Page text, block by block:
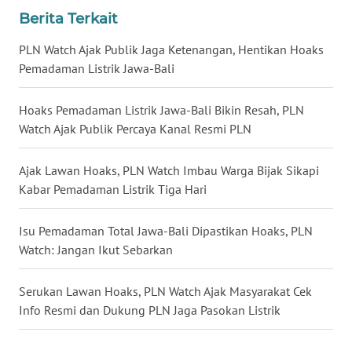
Berita Terkait
PLN Watch Ajak Publik Jaga Ketenangan, Hentikan Hoaks
Pemadaman Listrik Jawa-Bali
Hoaks Pemadaman Listrik Jawa-Bali Bikin Resah, PLN
Watch Ajak Publik Percaya Kanal Resmi PLN
Ajak Lawan Hoaks, PLN Watch Imbau Warga Bijak Sikapi
Kabar Pemadaman Listrik Tiga Hari
Isu Pemadaman Total Jawa-Bali Dipastikan Hoaks, PLN
Watch: Jangan Ikut Sebarkan
Serukan Lawan Hoaks, PLN Watch Ajak Masyarakat Cek
Info Resmi dan Dukung PLN Jaga Pasokan Listrik
MALUT
WN
DAIRI
WN
DANAU
TOBA
WN
NIAS
WN
LANGKAT
WN